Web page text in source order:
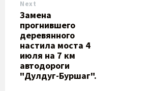
Next
Замена
прогнившего
деревянного
настила моста 4
июля на 7 км
автодороги
"Дулдуг-Буршаг".